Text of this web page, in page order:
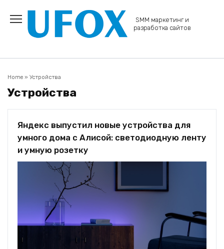
содержанию
SMM маркетинг и
разработка сайтов
Home » Устройства
Устройства
Яндекс выпустил новые устройства для
умного дома с Алисой: светодиодную ленту
и умную розетку